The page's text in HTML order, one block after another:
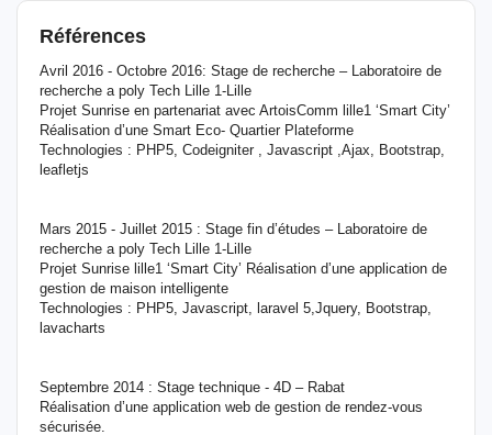
Références
Avril 2016 - Octobre 2016: Stage de recherche – Laboratoire de
recherche a poly Tech Lille 1-Lille
Projet Sunrise en partenariat avec ArtoisComm lille1 ‘Smart City’
Réalisation d’une Smart Eco- Quartier Plateforme
Technologies : PHP5, Codeigniter , Javascript ,Ajax, Bootstrap,
leafletjs
Mars 2015 - Juillet 2015 : Stage fin d’études – Laboratoire de
recherche a poly Tech Lille 1-Lille
Projet Sunrise lille1 ‘Smart City’ Réalisation d’une application de
gestion de maison intelligente
Technologies : PHP5, Javascript, laravel 5,Jquery, Bootstrap,
lavacharts
Septembre 2014 : Stage technique - 4D – Rabat
Réalisation d’une application web de gestion de rendez-vous
sécurisée.